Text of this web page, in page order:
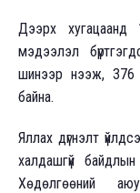
Дээрх
мэдээлэл
шинээр нээж, 376
байна.
Яллах дүгнэлт
халдашгүй
Хөдөлгөөний